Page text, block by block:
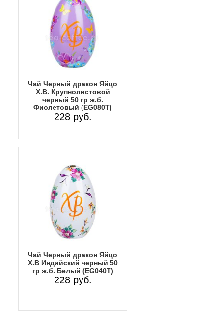
Чай Черный дракон Яйцо
Х.В. Крупнолистовой
черный 50 гр ж.б.
Фиолетовый (EG080T)
228 руб.
Чай Черный дракон Яйцо
Х.В Индийский черный 50
гр ж.б. Белый (EG040T)
228 руб.